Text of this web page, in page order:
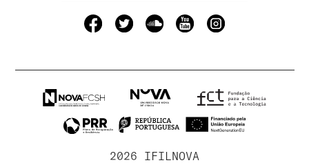
2026 IFILNOVA